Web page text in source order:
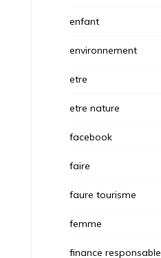
enfant
environnement
etre
etre nature
facebook
faire
faure tourisme
femme
finance responsable